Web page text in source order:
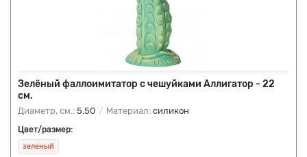
Зелёный фаллоимитатор с чешуйками Аллигатор - 22
см.
Диаметр, см.: 5.50 Материал: силикон
Цвет/размер:
зеленый